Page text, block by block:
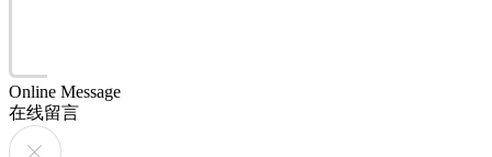
Online Message
在线留言